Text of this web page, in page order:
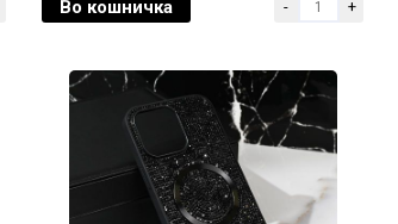
350 ден
Во кошничка - +